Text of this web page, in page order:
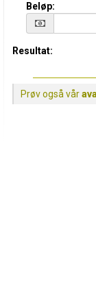
Beløp:
Resultat:
Prøv også vår